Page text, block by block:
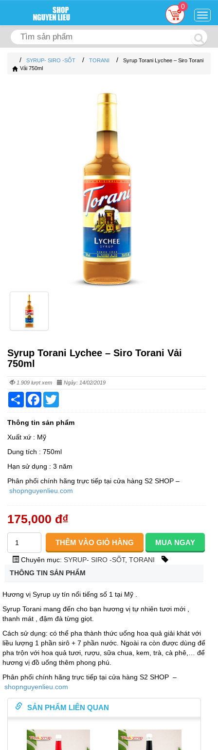
0
/ SYRUP- SIRO -SỐT / TORANI /
Syrup Torani Lychee – Siro Torani
Vải 750ml
Syrup Torani Lychee – Siro Torani Vải
750ml
1.909 lượt xem Ngày: 14/02/2019
Share Facebook
Thông tin sản phẩm
Xuất xứ : Mỹ
Dung tích : 750ml
Hạn sử dụng : 3 năm
Phân phối chính hãng trực tiếp tại cửa hàng S2 SHOP –
shopnguyenlieu.com
175,000 đ₫
Chuyên mục: SYRUP- SIRO -SỐT, TORANI
THÔNG TIN SẢN PHẨM
Hương vị Syrup uy tín nổi tiếng số 1 tại Mỹ .
Syrup Torani mang đến cho bạn hương vị tự nhiên tươi mới ,
thanh mát , đậm đà từng giọt.
Cách sử dụng: có thể pha thành thức uống hoa quả giải khát với
liều lượng 1 phần sirô + 7 phần nước. Ngoài ra còn được dùng để
pha trộn với hoa quả tươi, rượu, sữa chua, kem, trà, cà phê,… để
hương vị đồ uống thêm phong phú.
Phân phối chính hãng trực tiếp tại cửa hàng S2 SHOP –
shopnguyenlieu.com
SẢN PHẨM LIÊN QUAN